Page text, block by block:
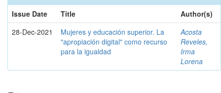
Issue Date
Title
Author(s)
28-Dec-2021
Mujeres y educación superior. La
"apropiación digital" como recurso
para la igualdad
Acosta
Reveles,
Irma
Lorena